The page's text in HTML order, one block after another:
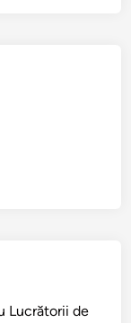
Lucrătorii de